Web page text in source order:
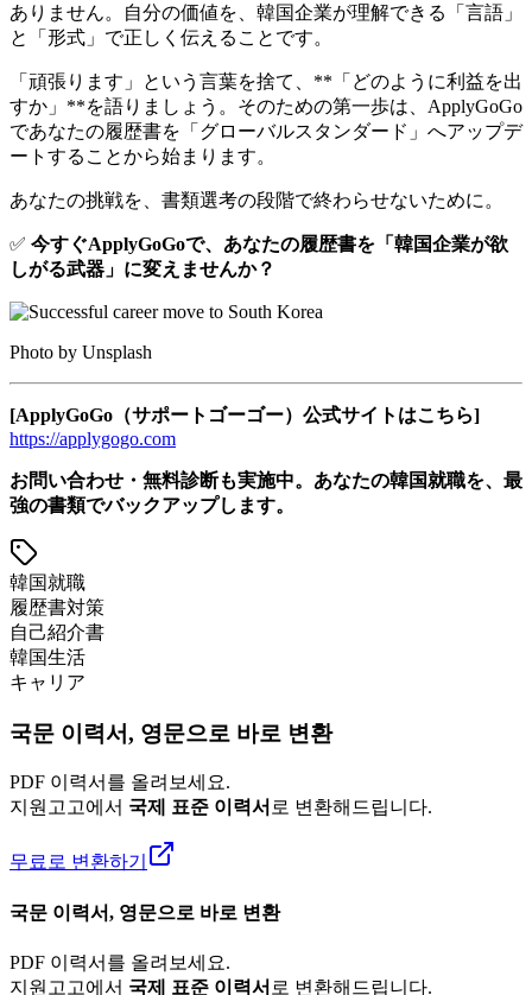
ありません。自分の価値を、韓国企業が理解できる「言語」
と「形式」で正しく伝えることです。
「頑張ります」という言葉を捨て、**「どのように利益を出
すか」**を語りましょう。そのための第一歩は、ApplyGoGo
であなたの履歴書を「グローバルスタンダード」へアップデ
ートすることから始まります。
あなたの挑戦を、書類選考の段階で終わらせないために。
✅ 今すぐApplyGoGoで、あなたの履歴書を「韓国企業が欲
しがる武器」に変えませんか？
Photo by Unsplash
[ApplyGoGo（サポートゴーゴー）公式サイトはこちら]
https://applygogo.com
お問い合わせ・無料診断も実施中。あなたの韓国就職を、最
強の書類でバックアップします。
韓国就職
履歴書対策
自己紹介書
韓国生活
キャリア
국문 이력서, 영문으로 바로 변환
PDF 이력서를 올려보세요.
지원고고에서 국제 표준 이력서 로 변환해드립니다.
무료로 변환하기
국문 이력서, 영문으로 바로 변환
PDF 이력서를 올려보세요.
지원고고에서 국제 표준 이력서 로 변환해드립니다.